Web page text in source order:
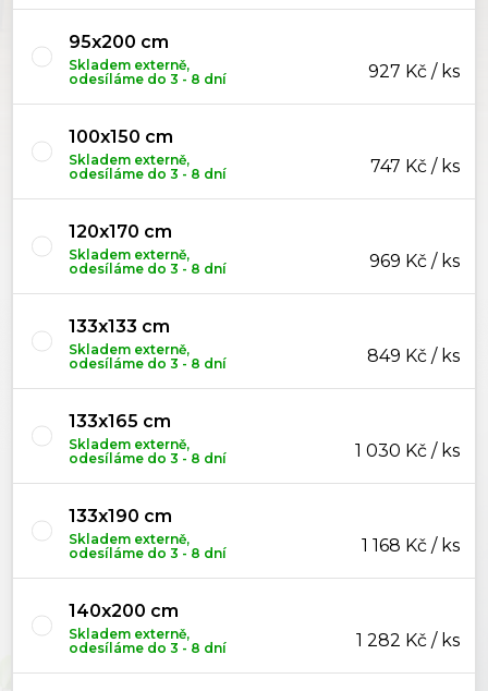
95x200 cm
Skladem externě,
odesíláme do 3 - 8 dní
927 Kč / ks
100x150 cm
Skladem externě,
odesíláme do 3 - 8 dní
747 Kč / ks
120x170 cm
Skladem externě,
odesíláme do 3 - 8 dní
969 Kč / ks
133x133 cm
Skladem externě,
odesíláme do 3 - 8 dní
849 Kč / ks
133x165 cm
Skladem externě,
odesíláme do 3 - 8 dní
1 030 Kč / ks
133x190 cm
Skladem externě,
odesíláme do 3 - 8 dní
1 168 Kč / ks
140x200 cm
Skladem externě,
odesíláme do 3 - 8 dní
1 282 Kč / ks